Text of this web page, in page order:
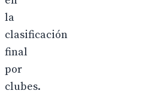
la
clasificación
final
por
clubes.